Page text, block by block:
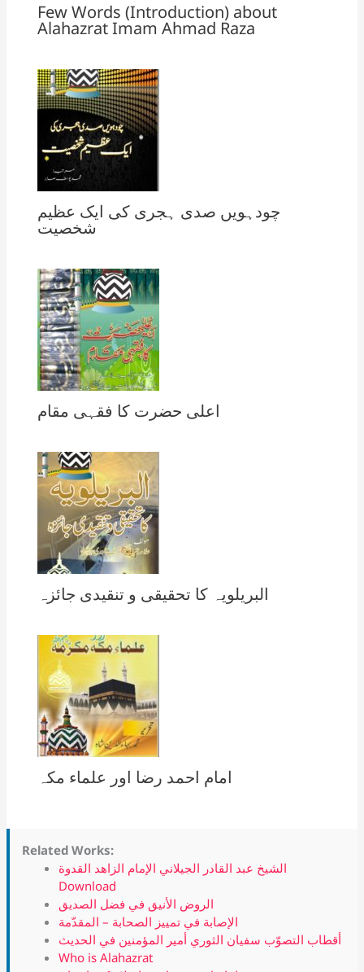
Few Words (Introduction) about
Alahazrat Imam Ahmad Raza
چودہویں صدی ہجری کی ایک عظیم
شخصیت
اعلی حضرت کا فقہی مقام
البریلویہ کا تحقیقی و تنقیدی جائزہ
امام احمد رضا اور علماء مکہ
Related Works:
الشيخ عبد القادر الجيلاني الإمام الزاهد القدوة
Download
الروض الأنيق في فضل الصديق
الإصابة في تمييز الصحابة – المقدّمة
أقطاب التصوّب سفيان الثوري أمير المؤمنين في الحديث
Who is Alahazrat